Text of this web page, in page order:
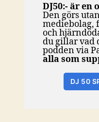
DJ50:- är en
Den görs
mediebolag,
och
du gillar vad
podden via
alla som
DJ 50